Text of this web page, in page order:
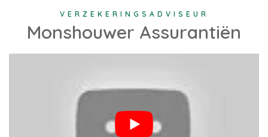
Monshouwer Assurantiën
VERZEKERINGSADVISEUR